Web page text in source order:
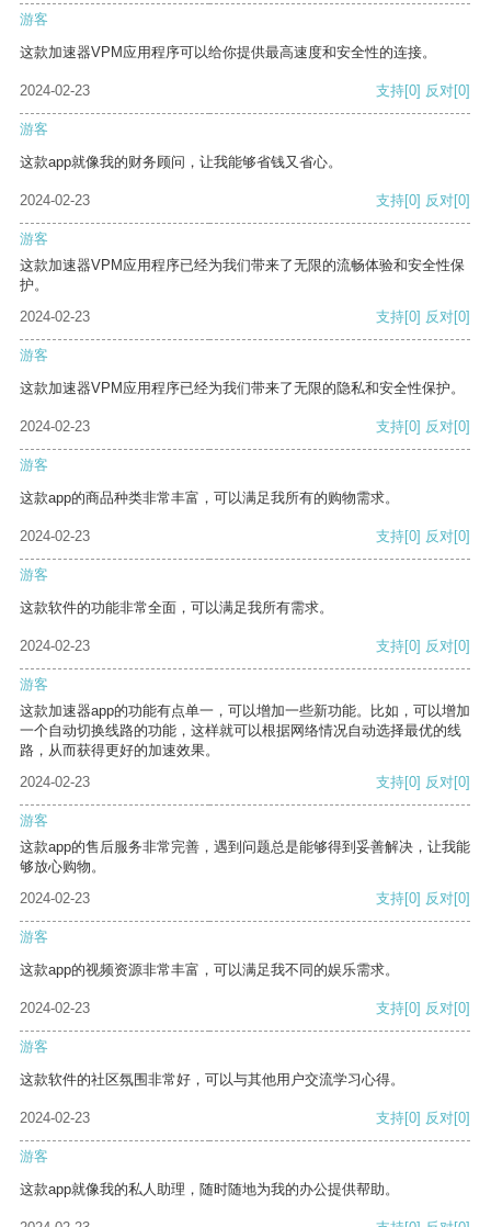
游客
这款加速器VPM应用程序可以给你提供最高速度和安全性的连接。
2024-02-23 支持[0] 反对[0]
游客
这款app就像我的财务顾问，让我能够省钱又省心。
2024-02-23 支持[0] 反对[0]
游客
这款加速器VPM应用程序已经为我们带来了无限的流畅体验和安全性保
护。
2024-02-23
支持[0] 反对[0]
游客
这款加速器VPM应用程序已经为我们带来了无限的隐私和安全性保护。
2024-02-23 支持[0] 反对[0]
游客
这款app的商品种类非常丰富，可以满足我所有的购物需求。
2024-02-23 支持[0] 反对[0]
游客
这款软件的功能非常全面，可以满足我所有需求。
2024-02-23 支持[0] 反对[0]
游客
这款加速器app的功能有点单一，可以增加一些新功能。比如，可以增加
一个自动切换线路的功能，这样就可以根据网络情况自动选择最优的线
路，从而获得更好的加速效果。
2024-02-23
支持[0] 反对[0]
游客
这款app的售后服务非常完善，遇到问题总是能够得到妥善解决，让我能
够放心购物。
2024-02-23
支持[0] 反对[0]
游客
这款app的视频资源非常丰富，可以满足我不同的娱乐需求。
2024-02-23 支持[0] 反对[0]
游客
这款软件的社区氛围非常好，可以与其他用户交流学习心得。
2024-02-23 支持[0] 反对[0]
游客
这款app就像我的私人助理，随时随地为我的办公提供帮助。